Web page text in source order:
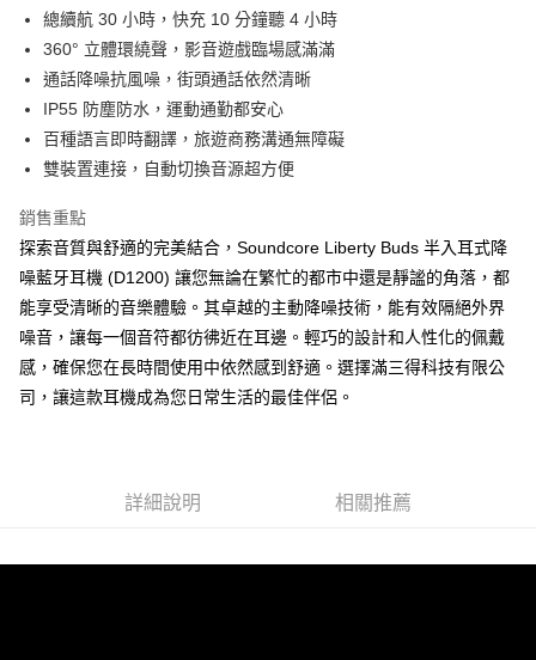
總續航 30 小時，快充 10 分鐘聽 4 小時
360° 立體環繞聲，影音遊戲臨場感滿滿
通話降噪抗風噪，街頭通話依然清晰
IP55 防塵防水，運動通勤都安心
百種語言即時翻譯，旅遊商務溝通無障礙
雙裝置連接，自動切換音源超方便
銷售重點
探索音質與舒適的完美結合，Soundcore Liberty Buds 半入耳式降
噪藍牙耳機 (D1200) 讓您無論在繁忙的都市中還是靜謐的角落，都
能享受清晰的音樂體驗。其卓越的主動降噪技術，能有效隔絕外界
噪音，讓每一個音符都彷彿近在耳邊。輕巧的設計和人性化的佩戴
感，確保您在長時間使用中依然感到舒適。選擇滿三得科技有限公
司，讓這款耳機成為您日常生活的最佳伴侶。
詳細說明 相關推薦